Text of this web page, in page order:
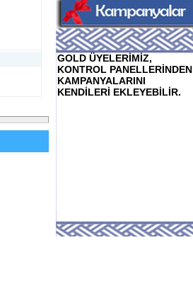
GOLD ÜYELERİMİZ,
KONTROL PANELLERİNDEN
KAMPANYALARINI
KENDİLERİ EKLEYEBİLİR.